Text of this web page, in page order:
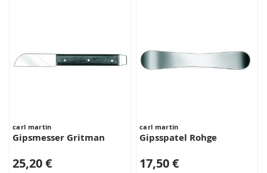
carl martin
Gipsmesser Gritman
25,20 €
carl martin
Gipsspatel Rohge
17,50 €